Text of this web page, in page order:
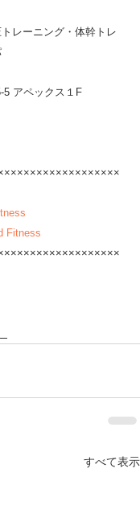
レーニング・体幹トレ
5 アペックス１F
Fitness
すべて表示